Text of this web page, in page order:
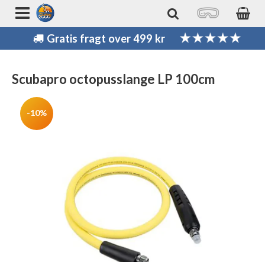
Gratis fragt over 499 kr
Scubapro octopusslange LP 100cm
-10%